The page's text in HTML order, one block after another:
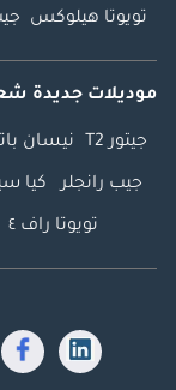
تويوتا هيلوكس
موديلات جديدة
جيتور T2 نيسان
جيب رانجلر كيا
تويوتا راف ٤